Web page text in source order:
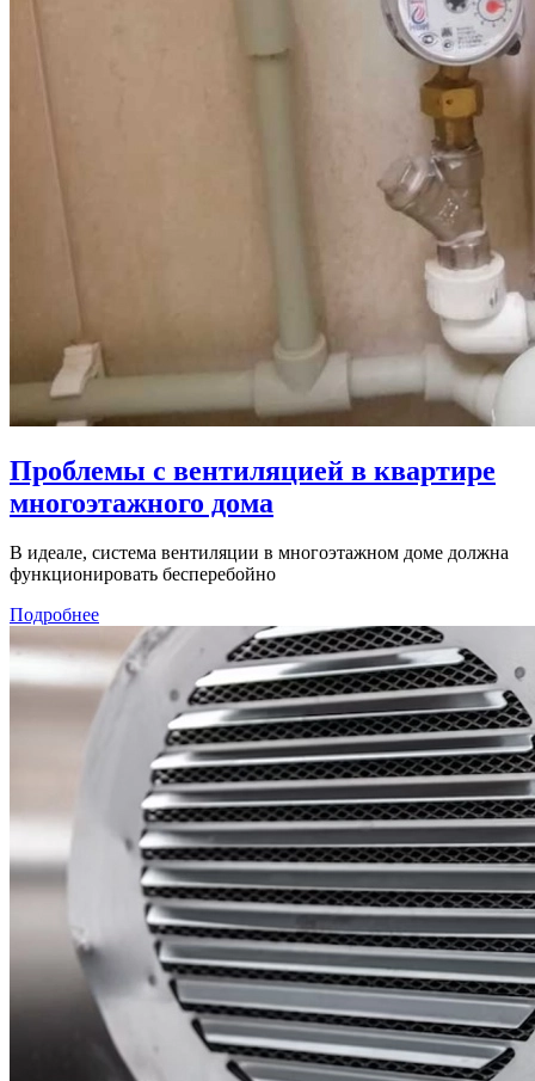
Проблемы с вентиляцией в квартире
многоэтажного дома
В идеале, система вентиляции в многоэтажном доме должна
функционировать бесперебойно
Подробнее